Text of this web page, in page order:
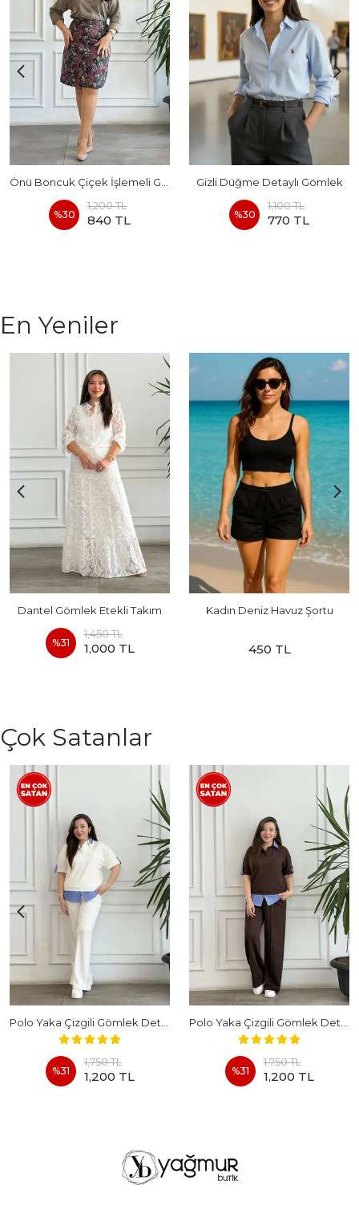
%30
1,200 TL
840 TL
Gizli Düğme Detaylı Gömlek
%30
1,100 TL
770 TL
En Yeniler
Dantel Gömlek Etekli Takım
%31
1,450 TL
1,000 TL
Kadın Deniz Havuz Şortu
450 TL
Çok Satanlar
%31
1,750 TL
1,200 TL %31
1,750 TL
1,200 TL